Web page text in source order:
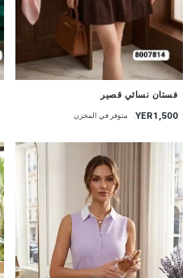
فستان نسائي قصير
YER1,500 متوفر في المخزن